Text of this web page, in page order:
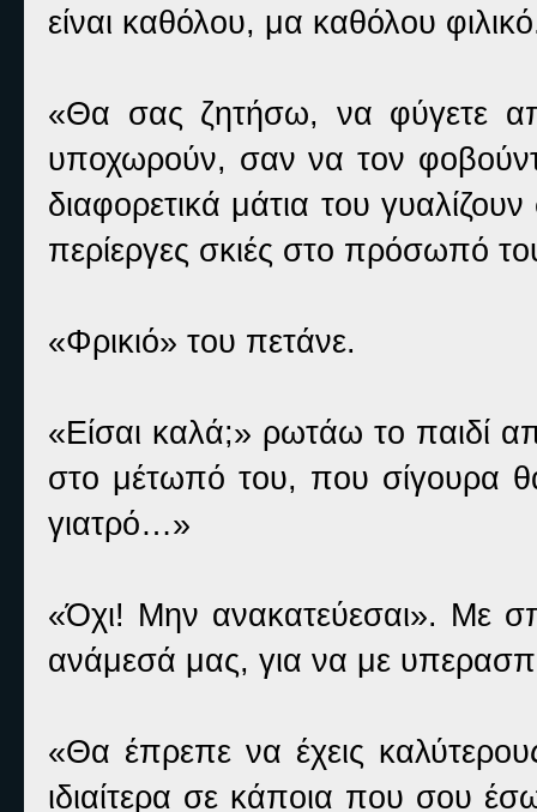
είναι καθόλου, μα καθόλου
«Θα σας ζητήσω, να φύγετε
υποχωρούν, σαν να τον
διαφορετικά μάτια του
περίεργες σκιές στο πρόσωπό
«Φρικιό» του πετάνε.
«Είσαι καλά;» ρωτάω το παιδί
στο μέτωπό του, που σίγουρα
γιατρό…»
«Όχι! Μην ανακατεύεσαι». Με
ανάμεσά μας, για να με
«Θα έπρεπε να έχεις
ιδιαίτερα σε κάποια που σου